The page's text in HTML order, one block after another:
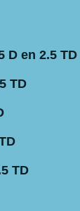
D en 2.5 TD
TD
TD